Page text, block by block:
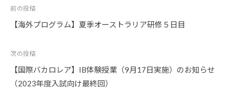
投
稿
ビ
ゲ
ー
前の投稿
【海外プログラム】夏季オーストラリア研修５日目
次の投稿
【国際バカロレア】IB体験授業（9月17日実施）のお知らせ
（2023年度入試向け最終回）